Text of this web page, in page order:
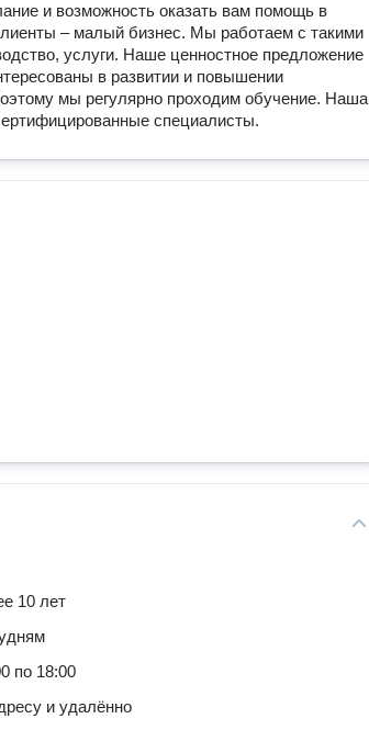
и возможность оказать вам помощь в
– малый бизнес. Мы работаем с такими
услуги. Наше ценностное предложение
в развитии и повышении
мы регулярно проходим обучение. Наша
специалисты.
10 лет
по 18:00
и удалённо